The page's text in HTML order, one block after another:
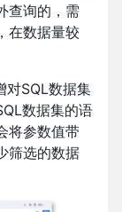
查询的，需
在数据量较
对SQL数据集
数据集的语
将参数值带
筛选的数据